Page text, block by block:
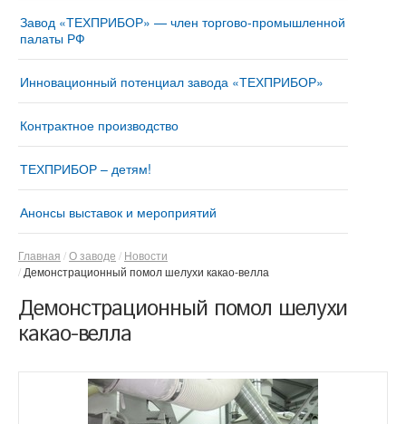
Завод «ТЕХПРИБОР» — член торгово-промышленной
палаты РФ
Инновационный потенциал завода «ТЕХПРИБОР»
Контрактное производство
ТЕХПРИБОР – детям!
Анонсы выставок и мероприятий
Главная О заводе
Новости
Демонстрационный помол шелухи какао-велла
Демонстрационный помол шелухи
какао-велла